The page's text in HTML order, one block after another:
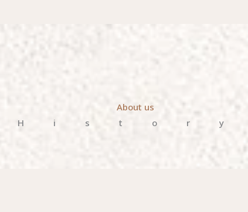
About us
History